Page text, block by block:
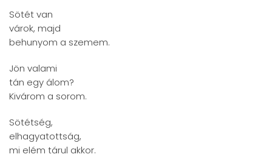
Sötét van
várok, majd
behunyom a szemem.
Jön valami
tán egy álom?
Kivárom a sorom.
Sötétség,
elhagyatottság,
mi elém tárul akkor.